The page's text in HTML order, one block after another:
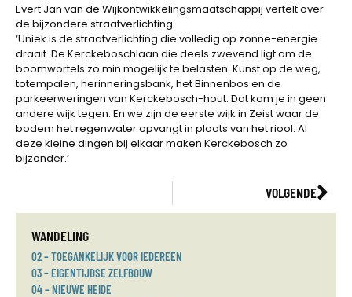
Evert Jan van de Wijkontwikkelingsmaatschappij vertelt over
de bijzondere straatverlichting:
‘Uniek is de straatverlichting die volledig op zonne-energie
draait. De Kerckeboschlaan die deels zwevend ligt om de
boomwortels zo min mogelijk te belasten. Kunst op de weg,
totempalen, herinneringsbank, het Binnenbos en de
parkeerweringen van Kerckebosch-hout. Dat kom je in geen
andere wijk tegen. En we zijn de eerste wijk in Zeist waar de
bodem het regenwater opvangt in plaats van het riool. Al
deze kleine dingen bij elkaar maken Kerckebosch zo
bijzonder.’
VOLGENDE
WANDELING
02 – TOEGANKELIJK VOOR IEDEREEN
03 – EIGENTIJDSE ZELFBOUW
04 – NIEUWE HEIDE